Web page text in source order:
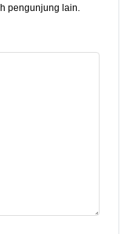
pengunjung lain.